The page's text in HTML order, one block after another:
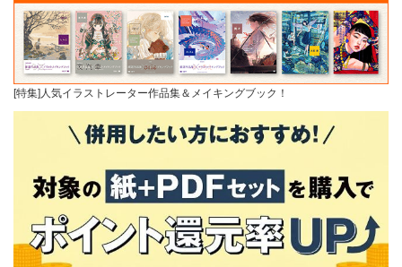
[特集]人気イラストレーター作品集＆メイキングブック！